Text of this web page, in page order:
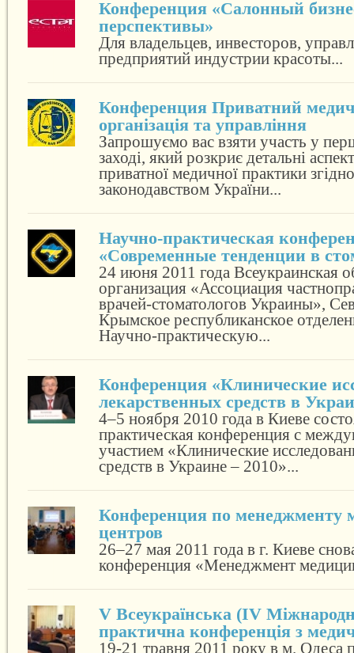
Конференция «Салонный
перспективы»
Для владельцев, инвесторов,
предприятий индустрии красоты...
Конференция Приватний
організація та управління
Запрошуємо вас взяти участь у
заході, який розкриє детальні
приватної медичної практики
законодавством України...
Научно-практическая
«Современные тенденции в
24 июня 2011 года Всеукраинская
организация «Ассоциация
врачей-стоматологов Украины»,
Крымское республиканское
Научно-практическую...
Конференция «Клинические
лекарственных средств в
4–5 ноября 2010 года в Киеве
практическая конференция с
участием «Клинические
средств в Украине – 2010»...
Конференция по менеджменту
центров
26–27 мая 2011 года в г. Киеве
конференция «Менеджмент
V Всеукраїнська (ІV
практична конференція з
19-21 травня 2011 року в м. Одеса